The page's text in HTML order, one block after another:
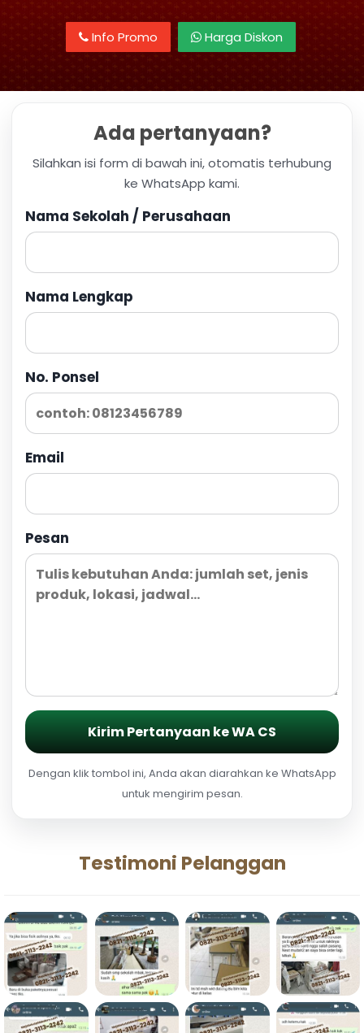
Info Promo Harga Diskon
Ada pertanyaan?
Silahkan isi form di bawah ini, otomatis terhubung
ke WhatsApp kami.
Nama Sekolah / Perusahaan
Nama Lengkap
No. Ponsel
Email
Pesan
Kirim Pertanyaan ke WA CS
Dengan klik tombol ini, Anda akan diarahkan ke WhatsApp
untuk mengirim pesan.
Testimoni Pelanggan